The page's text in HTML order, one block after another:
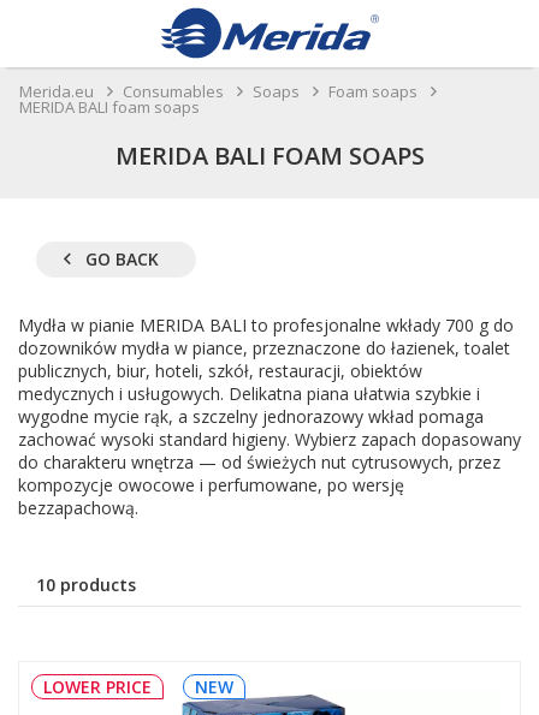
Merida.eu Consumables Soaps Foam soaps
MERIDA BALI foam soaps
MERIDA BALI FOAM SOAPS
GO BACK
Mydła w pianie MERIDA BALI to profesjonalne wkłady 700 g do
dozowników mydła w piance, przeznaczone do łazienek, toalet
publicznych, biur, hoteli, szkół, restauracji, obiektów
medycznych i usługowych. Delikatna piana ułatwia szybkie i
wygodne mycie rąk, a szczelny jednorazowy wkład pomaga
zachować wysoki standard higieny. Wybierz zapach dopasowany
do charakteru wnętrza — od świeżych nut cytrusowych, przez
kompozycje owocowe i perfumowane, po wersję
bezzapachową.
10 products
LOWER PRICE NEW